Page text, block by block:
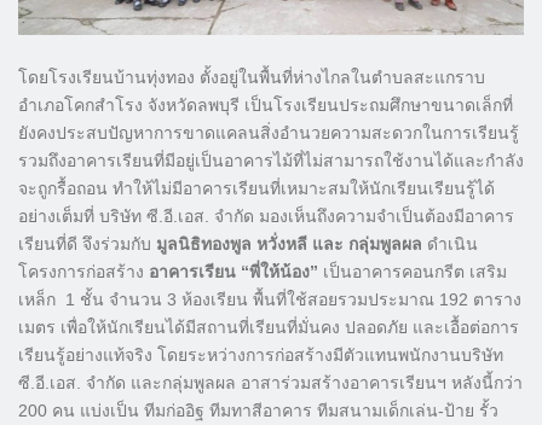
โดยโรงเรียนบ้านทุ่งทอง ตั้งอยู่ในพื้นที่ห่างไกลในตำบลสะแกราบ
อำเภอโคกสำโรง จังหวัดลพบุรี เป็นโรงเรียนประถมศึกษาขนาดเล็กที่
ยังคงประสบปัญหาการขาดแคลนสิ่งอำนวยความสะดวกในการเรียนรู้
รวมถึงอาคารเรียนที่มีอยู่เป็นอาคารไม้ที่ไม่สามารถใช้งานได้และกำลัง
จะถูกรื้อถอน ทำให้ไม่มีอาคารเรียนที่เหมาะสมให้นักเรียนเรียนรู้ได้
อย่างเต็มที่ บริษัท ซี.อี.เอส. จำกัด มองเห็นถึงความจำเป็นต้องมีอาคาร
เรียนที่ดี จึงร่วมกับ มูลนิธิทองพูล หวั่งหลี และ กลุ่มพูลผล ดำเนิน
โครงการก่อสร้าง อาคารเรียน “พี่ให้น้อง” เป็นอาคารคอนกรีต เสริม
เหล็ก 1 ชั้น จำนวน 3 ห้องเรียน พื้นที่ใช้สอยรวมประมาณ 192 ตาราง
เมตร เพื่อให้นักเรียนได้มีสถานที่เรียนที่มั่นคง ปลอดภัย และเอื้อต่อการ
เรียนรู้อย่างแท้จริง โดยระหว่างการก่อสร้างมีตัวแทนพนักงานบริษัท
ซี.อี.เอส. จำกัด และกลุ่มพูลผล อาสาร่วมสร้างอาคารเรียนฯ หลังนี้กว่า
200 คน แบ่งเป็น ทีมก่ออิฐ ทีมทาสีอาคาร ทีมสนามเด็กเล่น-ป้าย รั้ว